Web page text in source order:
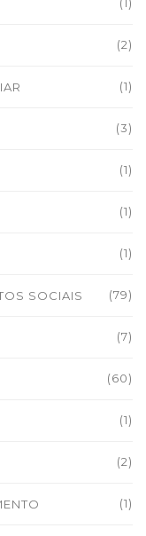
(2)
(1)
(3)
(1)
(1)
(1)
SOCIAIS (79)
(7)
(60)
(1)
(2)
(1)